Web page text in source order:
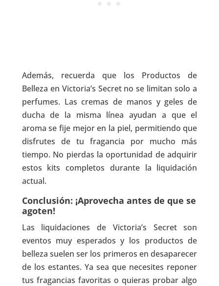
Además, recuerda que los Productos de
Belleza en Victoria’s Secret no se limitan solo a
perfumes. Las cremas de manos y geles de
ducha de la misma línea ayudan a que el
aroma se fije mejor en la piel, permitiendo que
disfrutes de tu fragancia por mucho más
tiempo. No pierdas la oportunidad de adquirir
estos kits completos durante la liquidación
actual.
Conclusión: ¡Aprovecha antes de que se
agoten!
Las liquidaciones de Victoria’s Secret son
eventos muy esperados y los productos de
belleza suelen ser los primeros en desaparecer
de los estantes. Ya sea que necesites reponer
tus fragancias favoritas o quieras probar algo